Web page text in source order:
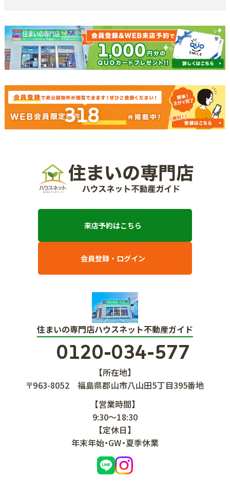
318
来店予約はこちら
会員登録・ログイン
住まいの専門店ハウスネット不動産ガイド
0120-034-577
【所在地】
〒963-8052
福島県郡山市八山田5丁目395番地
【営業時間】
9:30～18:30
【定休日】
年末年始・GW・夏季休業